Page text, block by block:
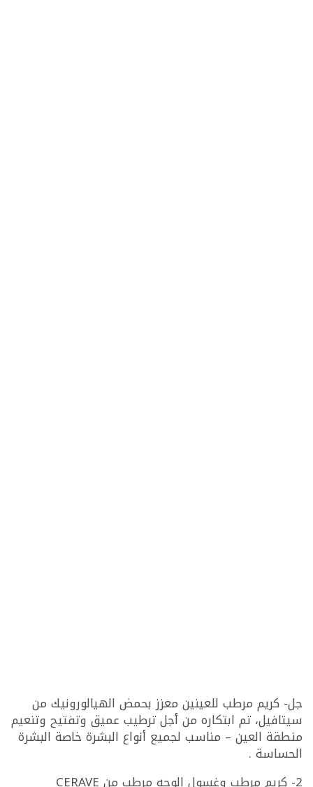
جل- كريم مرطب للعينين معزز بحمض الهيالورونيك من
سيتافيل، تم ابتكاره من أجل ترطيب عميق وتفتيح وتنعيم
منطقة العين – مناسب لجميع أنواع البشرة خاصة البشرة
الحساسة .
2- كريم مرطب وغسول الوجه مرطب من CERAVE